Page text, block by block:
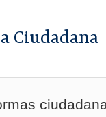
Ciudadana